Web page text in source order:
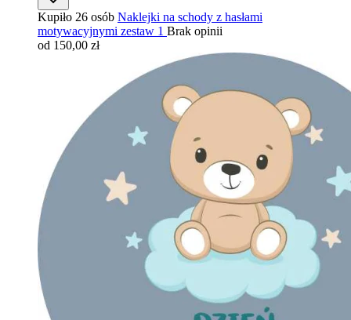
Kupiło 26 osób Naklejki na schody z hasłami
motywacyjnymi zestaw 1 Brak opinii
od 150,00 zł